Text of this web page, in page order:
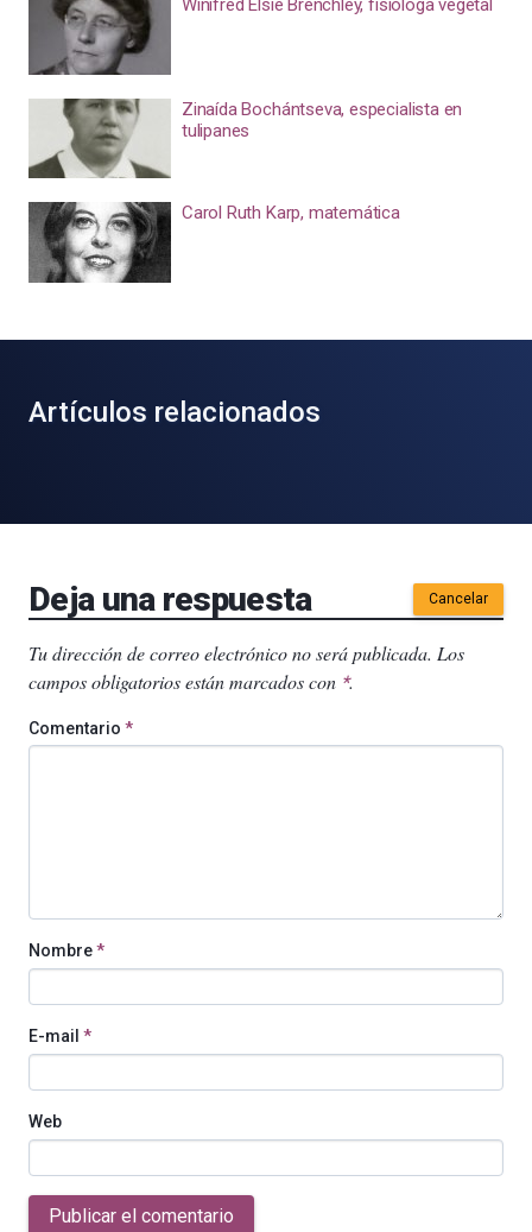
Winifred Elsie Brenchley, fisióloga vegetal
Zinaída Bochántseva, especialista en
tulipanes
Carol Ruth Karp, matemática
Artículos relacionados
Deja una respuesta Cancelar
Tu dirección de correo electrónico no será publicada. Los
campos obligatorios están marcados con *.
Comentario *
Nombre*
E-mail *
Web
Publicar el comentario